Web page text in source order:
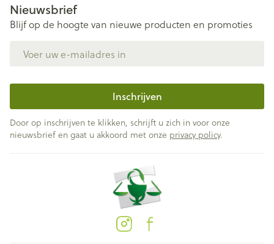
Nieuwsbrief
Blijf op de hoogte van nieuwe producten en promoties
Inschrijven
Door op inschrijven te klikken, schrijft u zich in voor onze
nieuwsbrief en gaat u akkoord met onze privacy policy.